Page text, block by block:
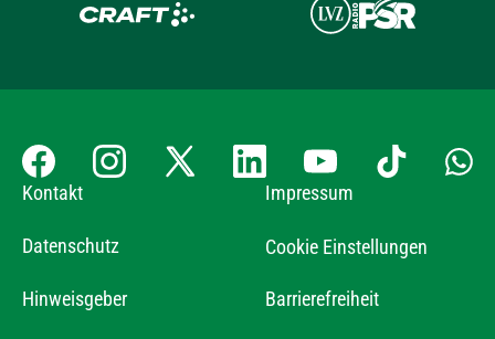
Kontakt Impressum
Datenschutz Cookie Einstellungen
Hinweisgeber Barrierefreiheit